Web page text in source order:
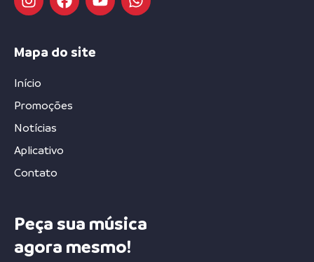
Mapa do site
Início
Promoções
Notícias
Aplicativo
Contato
Peça sua música
agora mesmo!